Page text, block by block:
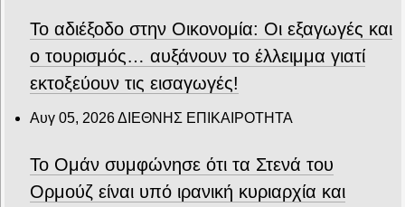
Το αδιέξοδο στην Οικονομία: Οι εξαγωγές και
ο τουρισμός… αυξάνουν το έλλειμμα γιατί
εκτοξεύουν τις εισαγωγές!
Αυγ 05, 2026ΔΙΕΘΝΗΣ ΕΠΙΚΑΙΡΟΤΗΤΑ
Το Ομάν συμφώνησε ότι τα Στενά του
Ορμούζ είναι υπό ιρανική κυριαρχία και